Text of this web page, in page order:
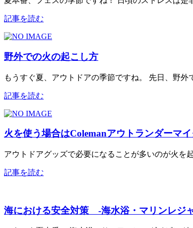
記事を読む
野外での火の起こし方
もうすぐ夏、アウトドアの季節ですね。 先日、野
記事を読む
火を使う場合はColemanアウトランダーマ
アウトドアグッズで必要になることが多いのが火を
記事を読む
海における安全対策 -海水浴・マリンレジ